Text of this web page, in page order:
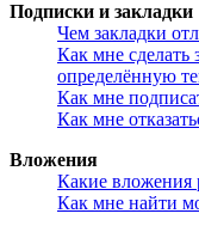
Подписки и закладки
Чем закладки
Как мне сделать
определённую
Как мне
Как мне
Вложения
Какие вложения
Как мне найти